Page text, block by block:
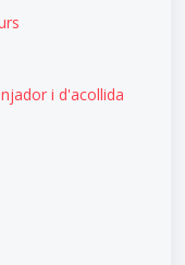
i d'acollida